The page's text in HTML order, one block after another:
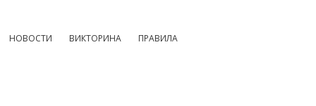
НОВОСТИ ВИКТОРИНА ПРАВИЛА